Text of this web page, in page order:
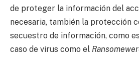
de proteger la información del
necesaria, también la protección
secuestro de información, como
caso de virus como el